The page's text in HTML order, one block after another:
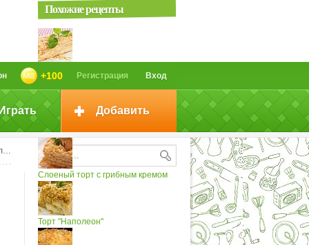
Вход
Регистрация
+100
Добавить
Похожие рецепты
Слоеный торт с заварным кремом
-...
Слоеный торт с грибным кремом
Торт "Наполеон"